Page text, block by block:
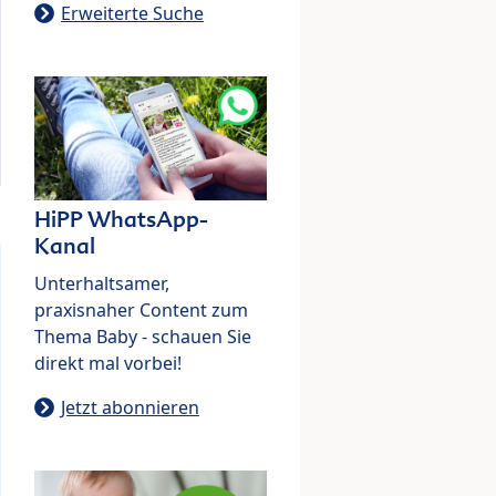
Erweiterte Suche
HiPP WhatsApp-
Kanal
Unterhaltsamer,
praxisnaher Content zum
Thema Baby - schauen Sie
direkt mal vorbei!
Jetzt abonnieren